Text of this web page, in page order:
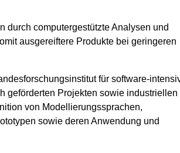
durch computergestützte Analysen und
ausgereiftere Produkte bei geringeren
für software-
geförderten Projekten sowie industriellen
von Modellierungssprachen,
sowie deren Anwendung und